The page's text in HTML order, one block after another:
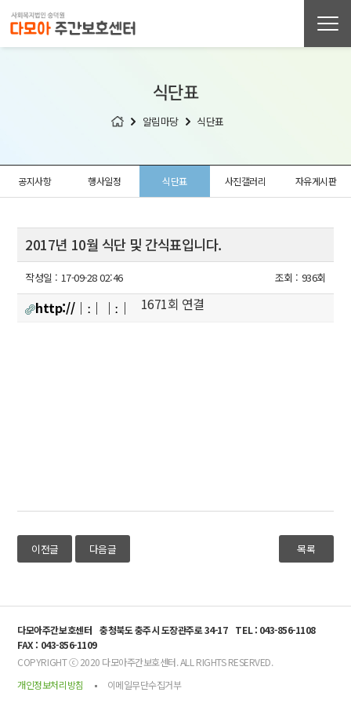
식단표
알림마당 식단표
공지사항 행사일정 식단표 사진갤러리 자유게시판
2017년 10월 식단 및 간식표입니다.
작성일 : 17-09-28 02:46 조회 : 936회
http://│ː││ː│ 1671회 연결
이전글 다음글 목록
다모아주간보호센터 충청북도 충주시 도장관주로 34-17
TEL : 043-856-1108
FAX : 043-856-1109
COPYRIGHT ⓒ 2020 다모아주간보호센터. ALL RIGHTS RESERVED.
개인정보처리방침
이메일무단수집거부